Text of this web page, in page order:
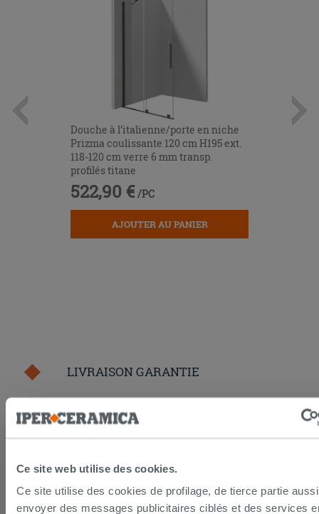
Ce site web utilise des cookies.
Ce site utilise des cookies de profilage, de tierce partie
envoyer des messages publicitaires ciblés et des services
Douche à l’italienne/porte en niche
Prizma coulissante 120 cm H195 ext.
118-120 cm verre 6 mm transp.
profilés titane
522,90 € /PC
AJOUTER AU PANIER
LIVRAISON GARANTIE
Votre commande seralivrée chez vous en 15 jours
ouvrésà compter de la réception du paiement.
quelques jours.
IPERCERAMICA collabore depuis de nombreuses
années avec les plus grandsspécialistes des
transports internationaux et l'expédition des produits